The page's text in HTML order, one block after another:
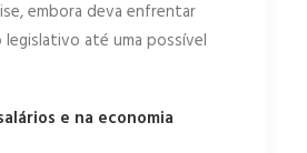
embora deva enfrentar
até uma possível
e na economia